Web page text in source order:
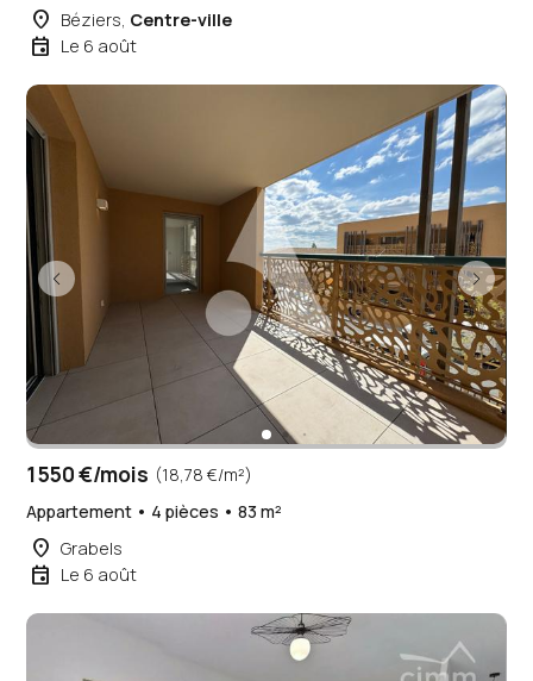
place Béziers, Centre-ville
event Le 6 août
1 550 €/mois (18,78 €/m²)
Appartement • 4 pièces • 83 m²
place Grabels
event Le 6 août